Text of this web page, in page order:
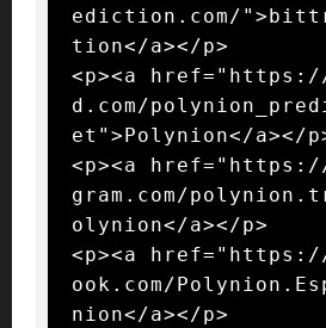
ediction.com/
tion</a></p>
<p><a
d.com/
et">Polynion</a></
<p><a
gram.com/
olynion</a></p>
<p><a href="https://
ook.com/
nion</a></p>